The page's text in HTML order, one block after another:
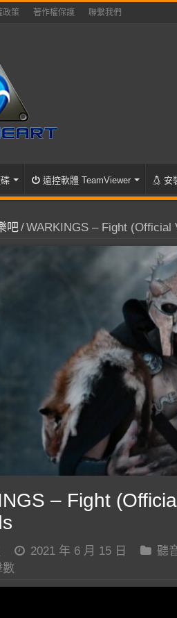
政策 著作權保護 聯繫我們
遠控軟體 TeamViewer 安
吧/WARKINGS – Fight (Official
– Fight
2021 年 6 月 15 日 聽
數